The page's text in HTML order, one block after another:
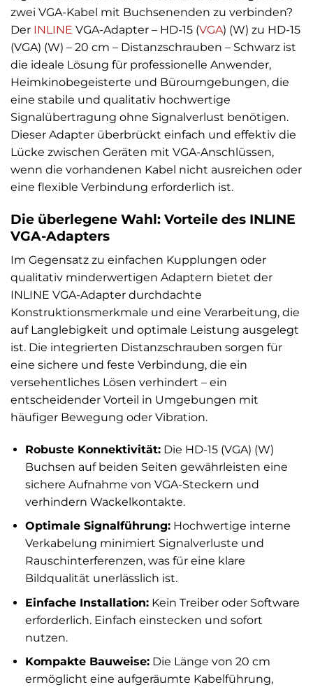
zwei VGA-Kabel mit Buchsenenden zu verbinden?
Der INLINE VGA-Adapter – HD-15 (VGA) (W) zu HD-15
(VGA) (W) – 20 cm – Distanzschrauben – Schwarz ist
die ideale Lösung für professionelle Anwender,
Heimkinobegeisterte und Büroumgebungen, die
eine stabile und qualitativ hochwertige
Signalübertragung ohne Signalverlust benötigen.
Dieser Adapter überbrückt einfach und effektiv die
Lücke zwischen Geräten mit VGA-Anschlüssen,
wenn die vorhandenen Kabel nicht ausreichen oder
eine flexible Verbindung erforderlich ist.
Die überlegene Wahl: Vorteile des INLINE
VGA-Adapters
Im Gegensatz zu einfachen Kupplungen oder
qualitativ minderwertigen Adaptern bietet der
INLINE VGA-Adapter durchdachte
Konstruktionsmerkmale und eine Verarbeitung, die
auf Langlebigkeit und optimale Leistung ausgelegt
ist. Die integrierten Distanzschrauben sorgen für
eine sichere und feste Verbindung, die ein
versehentliches Lösen verhindert – ein
entscheidender Vorteil in Umgebungen mit
häufiger Bewegung oder Vibration.
Robuste Konnektivität:Die HD-15 (VGA) (W)
Buchsen auf beiden Seiten gewährleisten eine
sichere Aufnahme von VGA-Steckern und
verhindern Wackelkontakte.
Optimale Signalführung:Hochwertige interne
Verkabelung minimiert Signalverluste und
Rauschinterferenzen, was für eine klare
Bildqualität unerlässlich ist.
Einfache Installation:Kein Treiber oder Software
erforderlich. Einfach einstecken und sofort
nutzen.
Kompakte Bauweise:Die Länge von 20 cm
ermöglicht eine aufgeräumte Kabelführung,